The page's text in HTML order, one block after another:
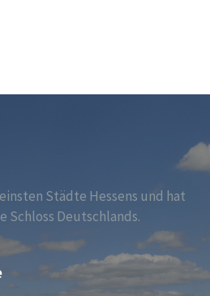
Städte Hessens und hat
Schloss Deutschlands.